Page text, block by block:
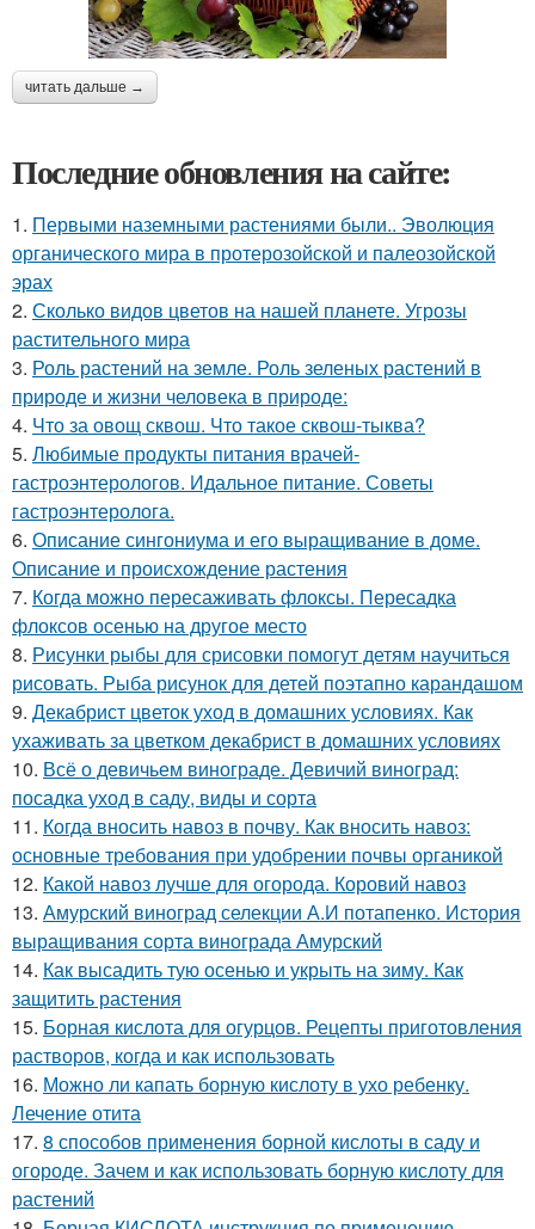
читать дальше →
Последние обновления на сайте:
1. Первыми наземными растениями были.. Эволюция
органического мира в протерозойской и палеозойской
эрах
2. Сколько видов цветов на нашей планете. Угрозы
растительного мира
3. Роль растений на земле. Роль зеленых растений в
природе и жизни человека в природе:
4. Что за овощ сквош. Что такое сквош-тыква?
5. Любимые продукты питания врачей-
гастроэнтерологов. Идальное питание. Советы
гастроэнтеролога.
6. Описание сингониума и его выращивание в доме.
Описание и происхождение растения
7. Когда можно пересаживать флоксы. Пересадка
флоксов осенью на другое место
8. Рисунки рыбы для срисовки помогут детям научиться
рисовать. Рыба рисунок для детей поэтапно карандашом
9. Декабрист цветок уход в домашних условиях. Как
ухаживать за цветком декабрист в домашних условиях
10. Всё о девичьем винограде. Девичий виноград:
посадка уход в саду, виды и сорта
11. Когда вносить навоз в почву. Как вносить навоз:
основные требования при удобрении почвы органикой
12. Какой навоз лучше для огорода. Коровий навоз
13. Амурский виноград селекции А.И потапенко. История
выращивания сорта винограда Амурский
14. Как высадить тую осенью и укрыть на зиму. Как
защитить растения
15. Борная кислота для огурцов. Рецепты приготовления
растворов, когда и как использовать
16. Можно ли капать борную кислоту в ухо ребенку.
Лечение отита
17. 8 способов применения борной кислоты в саду и
огороде. Зачем и как использовать борную кислоту для
растений